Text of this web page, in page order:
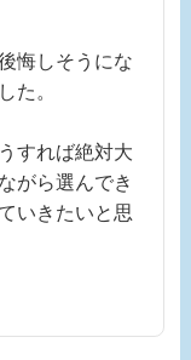
悔しそうにな
た。
すれば絶対大
がら選んでき
いきたいと思